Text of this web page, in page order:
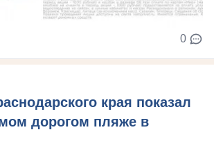
0
края показал
дорогом пляже в